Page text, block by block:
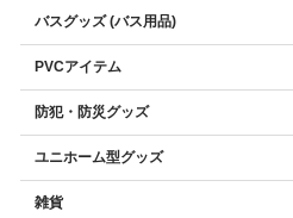
バスグッズ (バス用品)
PVCアイテム
防犯・防災グッズ
ユニホーム型グッズ
雑貨